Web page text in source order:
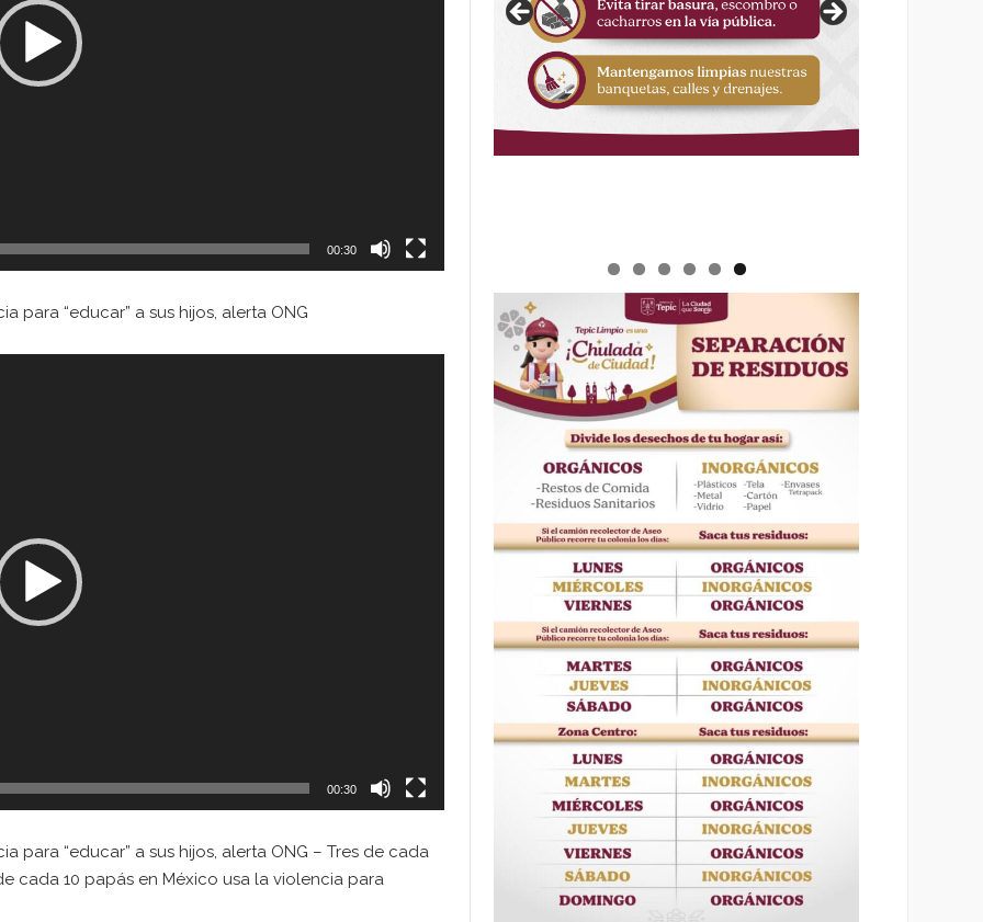
00:30
para “educar” a sus hijos, alerta ONG
00:30
para “educar” a sus hijos, alerta ONG – Tres de cada
cada 10 papás en México usa la violencia para